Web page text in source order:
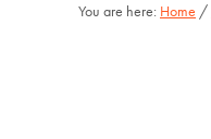
You are here: Home /